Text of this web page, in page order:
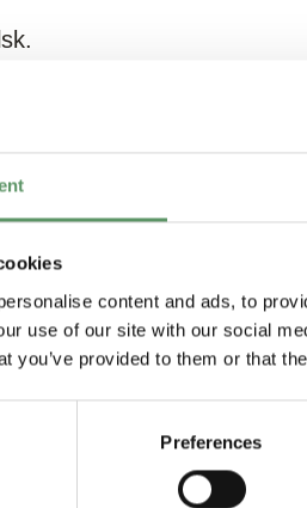
content and ads, to
use of our site with our social
you’ve provided to them or that
Preferences
som del af projektet
vide mere?